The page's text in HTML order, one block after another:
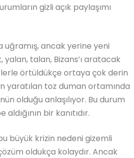
gizli açık paylaşımı
ancak yerine yeni
talan, Bizans’ı aratacak
örtüldükçe ortaya çok derin
yaratılan toz duman ortamında
olduğu anlaşılıyor. Bu durum
bir kanıtıdır.
büyük krizin nedeni gizemli
oldukça kolaydır. Ancak